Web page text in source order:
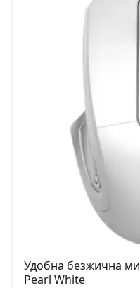
Удобна безжична
Pearl White